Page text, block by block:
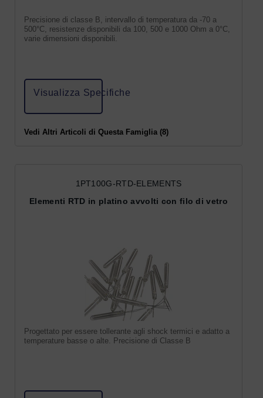
Precisione di classe B, intervallo di temperatura da -70 a
500°C, resistenze disponibili da 100, 500 e 1000 Ohm a 0°C,
varie dimensioni disponibili.
Visualizza Specifiche
Vedi Altri Articoli di Questa Famiglia (8)
1PT100G-RTD-ELEMENTS
Elementi RTD in platino avvolti con filo di vetro
Progettato per essere tollerante agli shock termici e adatto a
temperature basse o alte. Precisione di Classe B